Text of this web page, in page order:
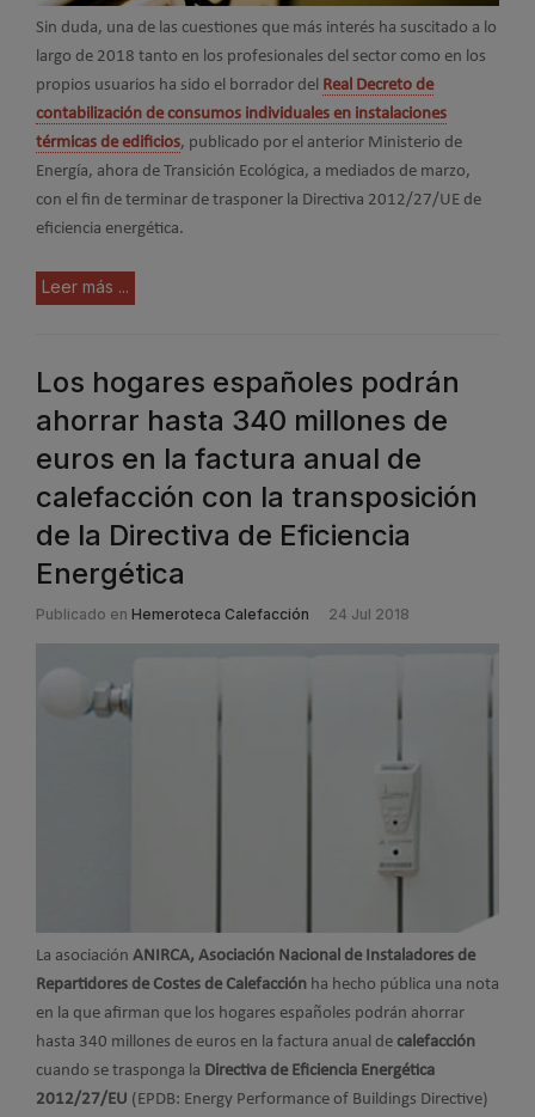
Sin duda, una de las cuestiones que más interés ha suscitado a lo
largo de 2018 tanto en los profesionales del sector como en los
propios usuarios ha sido el borrador del Real Decreto de
contabilización de consumos individuales en instalaciones
térmicas de edificios, publicado por el anterior Ministerio de
Energía, ahora de Transición Ecológica, a mediados de marzo,
con el fin de terminar de trasponer la Directiva 2012/27/UE de
eficiencia energética.
Leer más ...
Los hogares españoles podrán
ahorrar hasta 340 millones de
euros en la factura anual de
calefacción con la transposición
de la Directiva de Eficiencia
Energética
Publicado en Hemeroteca Calefacción 24 Jul 2018
La asociación ANIRCA, Asociación Nacional de Instaladores de
Repartidores de Costes de Calefacción ha hecho pública una nota
en la que afirman que los hogares españoles podrán ahorrar
hasta 340 millones de euros en la factura anual de calefacción
cuando se trasponga la Directiva de Eficiencia Energética
2012/27/EU (EPDB: Energy Performance of Buildings Directive)